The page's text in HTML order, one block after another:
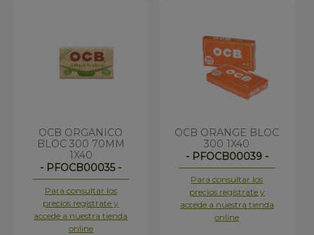
OCB ORGANICO
BLOC 300 70MM
1X40
- PFOCB00035 -
Para consultar los
precios regístrate y
accede a nuestra tienda
online
OCB ORANGE BLOC
300 1X40
- PFOCB00039 -
Para consultar los
precios regístrate y
accede a nuestra tienda
online